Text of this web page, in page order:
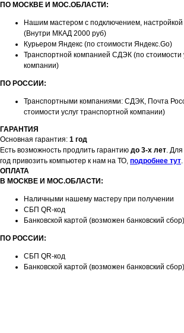
ПО МОСКВЕ И МОС.ОБЛАСТИ:
Нашим мастером с подключением, настройкой
(Внутри МКАД 2000 руб)
Курьером Яндекс (по стоимости Яндекс.Go)
Транспортной компанией СДЭК (по стоимости
компании)
ПО РОССИИ:
Транспортными компаниями: СДЭК, Почта
стоимости услуг транспортной компании)
ГАРАНТИЯ
Основная гарантия: 1 год
Есть возможность продлить гарантию до 3-х лет. Для
год привозить компьютер к нам на ТО, подробнее тут.
ОПЛАТА
В МОСКВЕ И МОС.ОБЛАСТИ:
Наличными нашему мастеру при получении
СБП QR-код
Банковской картой (возможен банковский сбор)
ПО РОССИИ:
СБП QR-код
Банковской картой (возможен банковский сбор)